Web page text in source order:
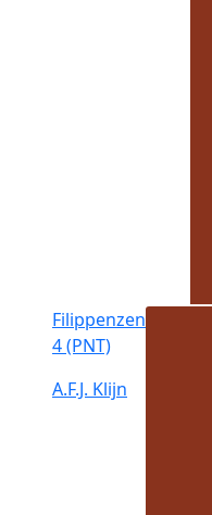
Filippenzen
4 (PNT)
A.F.J. Klijn